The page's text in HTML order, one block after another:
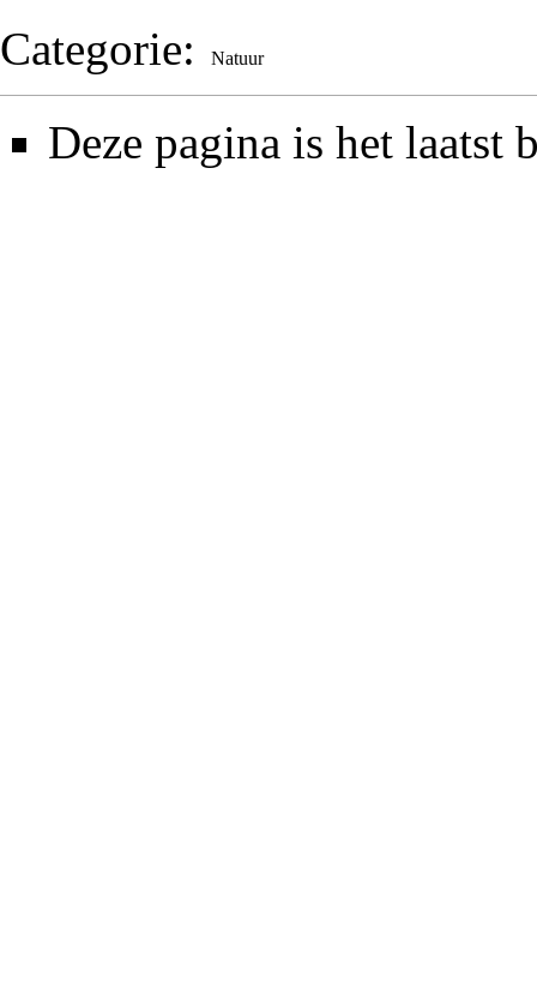
Categorie: Natuur
Deze pagina is het laatst